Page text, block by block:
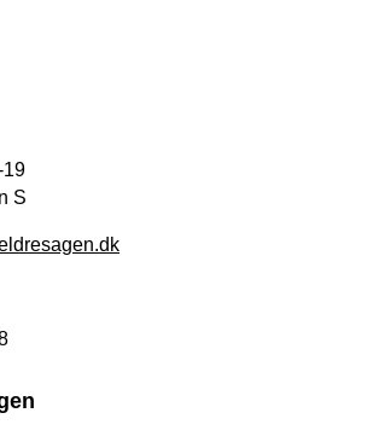
19
S